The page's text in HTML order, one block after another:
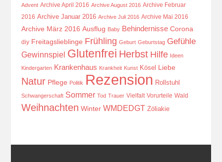
Advent Archive April 2016 Archive August 2016 Archive Februar
2016 Archive Januar 2016 Archive Juli 2016 Archive Mai 2016
Archive März 2016 Ausflug Baby Behindernisse Corona
diy Freitagslieblinge Frühling Geburt Geburtstag Gefühle
Gewinnspiel Glutenfrei Herbst Hilfe Ideen
Kindergarten Krankenhaus Krankheit Kunst Kösel Liebe
Natur Pflege Politik Rezension Rollstuhl
Schwangerschaft Sommer Tod Trauer Vielfalt Vorurteile Wald
Weihnachten Winter WMDEDGT Zöliakie